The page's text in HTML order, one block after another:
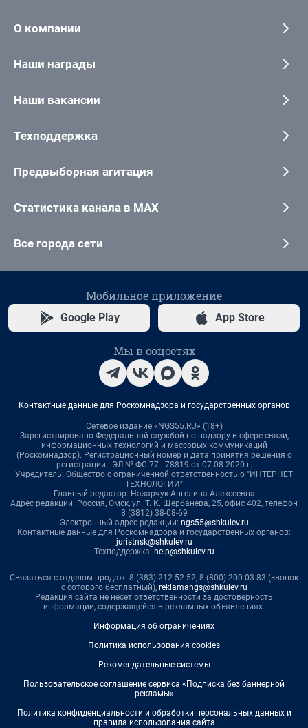
О компании
Наши награды
Наши вакансии
Техподдержка
Предвыборная агитация
Статистика канала в MAX
Все города сети
Мобильное приложение
Google Play App Store
Мы в соцсетях
Контактные данные для Роскомнадзора и государственных органов
Сетевое издание «NGS55.RU» (18+)
Зарегистрировано Федеральной службой по надзору в сфере связи,
информационных технологий и массовых коммуникаций
(Роскомнадзор). Регистрационный номер и дата принятия решения о
регистрации - ЭЛ № ФС 77 - 78819 от 07.08.2020 г.
Учредитель: Общество с ограниченной ответственностью "ИНТЕРНЕТ
ТЕХНОЛОГИИ"
Главный редактор: Назарчук Ангелина Алексеевна
Адрес редакции: Россия, Омск, ул. Т. К. Щербанева, 25, офис 402, телефон
8 (3812) 38-08-69
Электронный адрес редакции: ngs55@shkulev.ru
Контактные данные для Роскомнадзора и государственных органов:
juristnsk@shkulev.ru
Техподдержка: help@shkulev.ru
Связаться с отделом продаж: 8 (383) 212-52-52, 8 (800) 200-03-83 (звонок
с сотового бесплатный), reklamangs@shkulev.ru
Редакция сайта не несет ответственности за достоверность
информации, содержащейся в рекламных объявлениях.
Информация об ограничениях
Политика использования cookies
Рекомендательные системы
Пользовательское соглашение сервиса «Подписка без баннерной
рекламы»
Политика конфиденциальности и обработки персональных данных и
правила использования сайта